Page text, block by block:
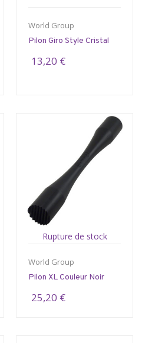
World Group
Pilon Giro Style Cristal
13,20 €
Rupture de stock
World Group
Pilon XL Couleur Noir
25,20 €